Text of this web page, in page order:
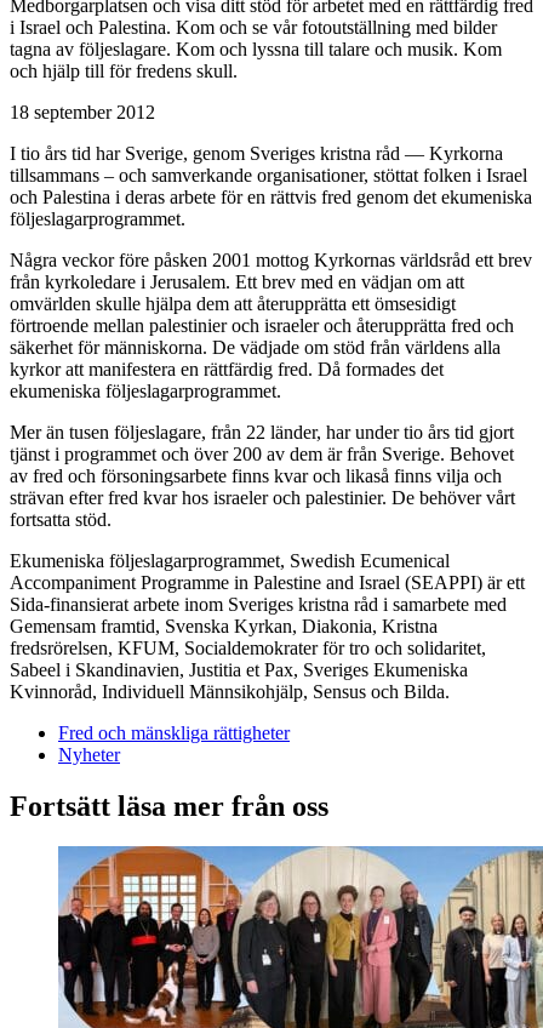
Medborgarplatsen och visa ditt stöd för arbetet med en rättfärdig fred
i Israel och Palestina. Kom och se vår fotoutställning med bilder
tagna av följeslagare. Kom och lyssna till talare och musik. Kom
och hjälp till för fredens skull.
18 september 2012
I tio års tid har Sverige, genom Sveriges kristna råd — Kyrkorna
tillsammans – och samverkande organisationer, stöttat folken i Israel
och Palestina i deras arbete för en rättvis fred genom det ekumeniska
följeslagarprogrammet.
Några veckor före påsken 2001 mottog Kyrkornas världsråd ett brev
från kyrkoledare i Jerusalem. Ett brev med en vädjan om att
omvärlden skulle hjälpa dem att återupprätta ett ömsesidigt
förtroende mellan palestinier och israeler och återupprätta fred och
säkerhet för människorna. De vädjade om stöd från världens alla
kyrkor att manifestera en rättfärdig fred. Då formades det
ekumeniska följeslagarprogrammet.
Mer än tusen följeslagare, från 22 länder, har under tio års tid gjort
tjänst i programmet och över 200 av dem är från Sverige. Behovet
av fred och försoningsarbete finns kvar och likaså finns vilja och
strävan efter fred kvar hos israeler och palestinier. De behöver vårt
fortsatta stöd.
Ekumeniska följeslagarprogrammet, Swedish Ecumenical
Accompaniment Programme in Palestine and Israel (SEAPPI) är ett
Sida-finansierat arbete inom Sveriges kristna råd i samarbete med
Gemensam framtid, Svenska Kyrkan, Diakonia, Kristna
fredsrörelsen, KFUM, Socialdemokrater för tro och solidaritet,
Sabeel i Skandinavien, Justitia et Pax, Sveriges Ekumeniska
Kvinnoråd, Individuell Männsikohjälp, Sensus och Bilda.
Fred och mänskliga rättigheter
Nyheter
Fortsätt läsa mer från oss